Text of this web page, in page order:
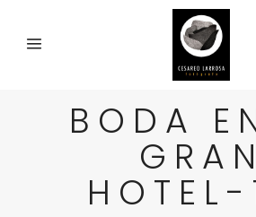
BODA
GRAN
HOTEL-